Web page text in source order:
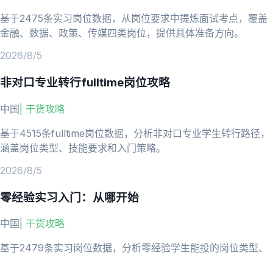
基于2475条实习岗位数据，从岗位要求中提炼面试考点，覆盖
金融、数据、政策、传媒四类岗位，提供具体准备方向。
2026/8/5
非对口专业转行fulltime岗位攻略
中国 干货攻略
基于4515条fulltime岗位数据，分析非对口专业学生转行路径，
涵盖岗位类型、技能要求和入门策略。
2026/8/5
零经验实习入门：从哪开始
中国 干货攻略
基于2479条实习岗位数据，分析零经验学生能投的岗位类型、